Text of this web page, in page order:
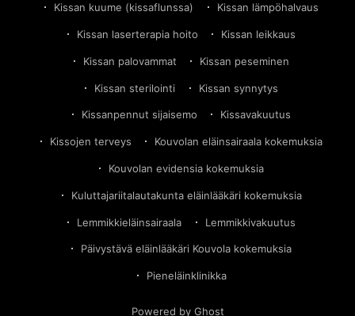
Kissan kuume (kissaflunssa) Kissan lämpöhalvaus
Kissan laserterapia hoito Kissan leikkaus
Kissan palovammat Kissan peseminen
Kissan sterilointi Kissan synnytys
Kissanpennut sijaisemo Kissavakuutus
Kissojen terveys Kouvolan eläinsairaala kokemuksia
Kouvolan evidensia kokemuksia
Kuluttajariitalautakunta eläinlääkäri kokemuksia
Lemmikkieläinsairaala Lemmikkivakuutus
Päivystävä eläinlääkäri Kouvola kokemuksia
Pieneläinklinikka
Powered by Ghost